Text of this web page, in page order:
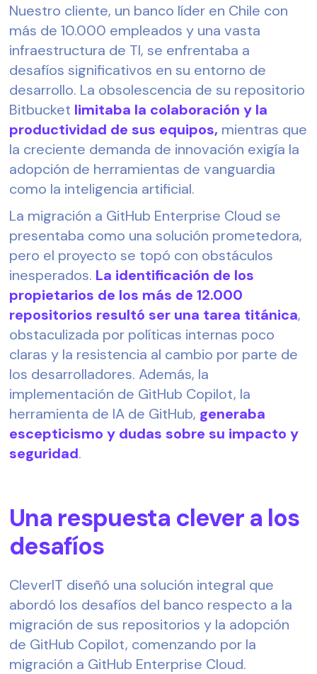
Nuestro cliente, un banco líder en Chile con
más de 10.000 empleados y una vasta
infraestructura de TI, se enfrentaba a
desafíos significativos en su entorno de
desarrollo. La obsolescencia de su repositorio
Bitbucket limitaba la colaboración y la
productividad de sus equipos, mientras que
la creciente demanda de innovación exigía la
adopción de herramientas de vanguardia
como la inteligencia artificial.
La migración a GitHub Enterprise Cloud se
presentaba como una solución prometedora,
pero el proyecto se topó con obstáculos
inesperados. La identificación de los
propietarios de los más de 12.000
repositorios resultó ser una tarea titánica,
obstaculizada por políticas internas poco
claras y la resistencia al cambio por parte de
los desarrolladores. Además, la
implementación de GitHub Copilot, la
herramienta de IA de GitHub, generaba
escepticismo y dudas sobre su impacto y
seguridad.
Una respuesta clever a los
desafíos
CleverIT diseñó una solución integral que
abordó los desafíos del banco respecto a la
migración de sus repositorios y la adopción
de GitHub Copilot, comenzando por la
migración a GitHub Enterprise Cloud.